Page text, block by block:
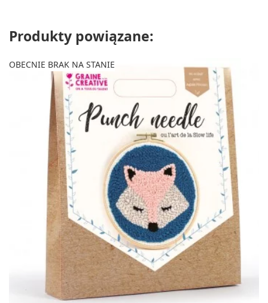
Produkty powiązane:
OBECNIE BRAK NA STANIE